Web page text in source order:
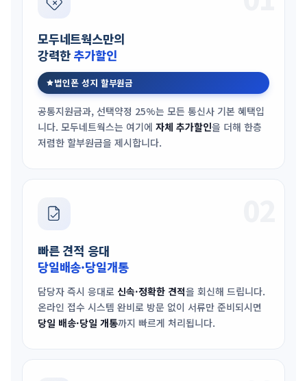
모두네트웍스만의
강력한 추가할인
법인폰 성지 할부원금
공통지원금과, 선택약정 25%는 모든 통신사 기본 혜택입
니다. 모두네트웍스는 여기에 자체 추가할인을 더해 한층
저렴한 할부원금을 제시합니다.
빠른 견적 응대
당일배송·당일개통
담당자 즉시 응대로 신속·정확한 견적을 회신해 드립니다.
온라인 접수 시스템 완비로 방문 없이 서류만 준비되시면
당일 배송·당일 개통까지 빠르게 처리됩니다.